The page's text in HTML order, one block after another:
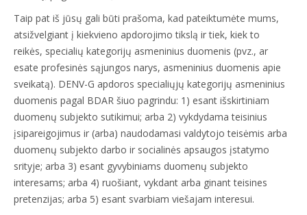
Taip pat iš jūsų gali būti prašoma, kad pateiktumėte mums,
atsižvelgiant į kiekvieno apdorojimo tikslą ir tiek, kiek to
reikės, specialių kategorijų asmeninius duomenis (pvz., ar
esate profesinės sąjungos narys, asmeninius duomenis apie
sveikatą). DENV-G apdoros specialiųjų kategorijų asmeninius
duomenis pagal BDAR šiuo pagrindu: 1) esant išskirtiniam
duomenų subjekto sutikimui; arba 2) vykdydama teisinius
įsipareigojimus ir (arba) naudodamasi valdytojo teisėmis arba
duomenų subjekto darbo ir socialinės apsaugos įstatymo
srityje; arba 3) esant gyvybiniams duomenų subjekto
interesams; arba 4) ruošiant, vykdant arba ginant teisines
pretenzijas; arba 5) esant svarbiam viešajam interesui.